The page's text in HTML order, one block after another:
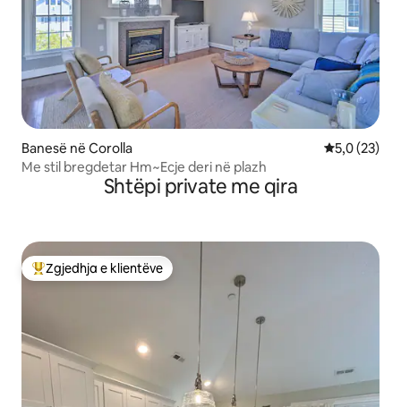
Banesë në Corolla Vlerësimi
5,0 (23)
Me stil bregdetar Hm~Ecje deri në plazh
Shtëpi private me qira
Më të mirat e zgjedhjeve të klientëve
Zgjedhja e klientëve